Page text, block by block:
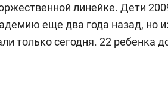
линейке. Дети
еще два года назад, но
только сегодня. 22 ребенка